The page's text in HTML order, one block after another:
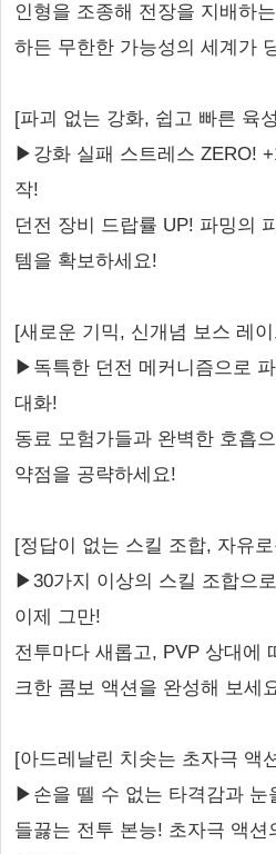
인형을 조종해 전장을 지배하
하든 무한한 가능성의 세계가
[파괴 없는 강화, 쉽고 빠른 육
▶강화 실패 스트레스 ZERO!
작!
던전 장비 드랍률 UP! 파밍의
템을 확보하세요!
[새로운 기믹, 신개념 보스 레이
▶독특한 던전 메커니즘으로
대화!
동료 모험가들과 완벽한 호흡
약점을 공략하세요!
[정답이 없는 스킬 조합, 자유
▶30가지 이상의 스킬 조합으
이제 그만!
전투마다 새롭고, PVP 상대에
크한 콤보 액션을 완성해 보세
[아드레날린 치솟는 초자극 액
▶손을 뗄 수 없는 타격감과 눈
들끓는 전투 본능! 초자극 액션